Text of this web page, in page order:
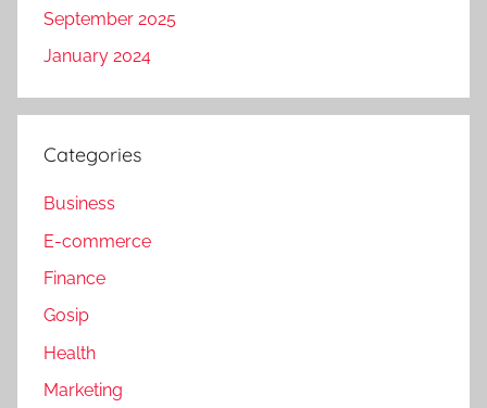
September 2025
January 2024
Categories
Business
E-commerce
Finance
Gosip
Health
Marketing